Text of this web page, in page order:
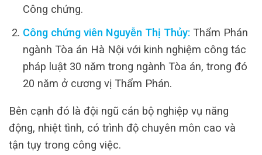
Công chứng.
Công chứng viên Nguyễn Thị Thủy: Thẩm Phán
ngành Tòa án Hà Nội với kinh nghiệm công tác
pháp luật 30 năm trong ngành Tòa án, trong đó
20 năm ở cương vị Thẩm Phán.
Bên cạnh đó là đội ngũ cán bộ nghiệp vụ năng
động, nhiệt tình, có trình độ chuyên môn cao và
tận tụy trong công việc.